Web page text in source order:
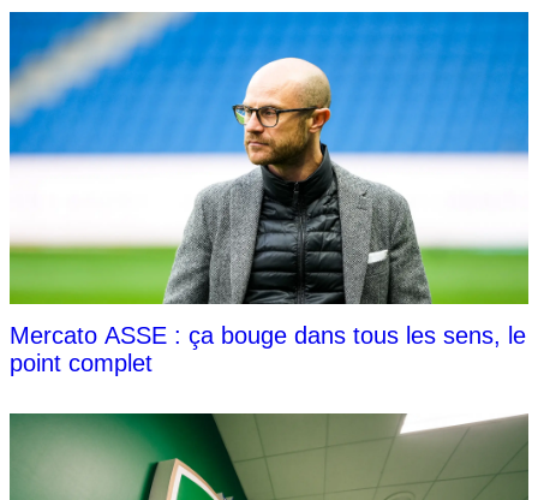
Mercato ASSE : ça bouge dans tous les sens, le
point complet